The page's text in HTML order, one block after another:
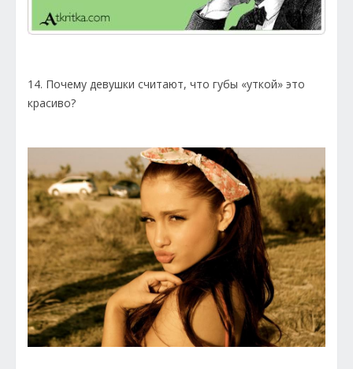
14. Почему девушки считают, что губы «уткой» это
красиво?